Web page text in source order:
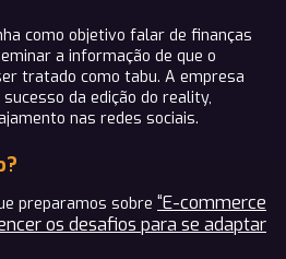
como objetivo falar de finanças
a informação de que o
tratado como tabu. A empresa
da edição do reality,
nas redes sociais.
preparamos sobre “E-commerce
os desafios para se adaptar